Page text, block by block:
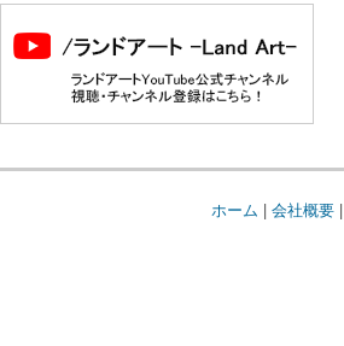
ホーム | 会社概要|